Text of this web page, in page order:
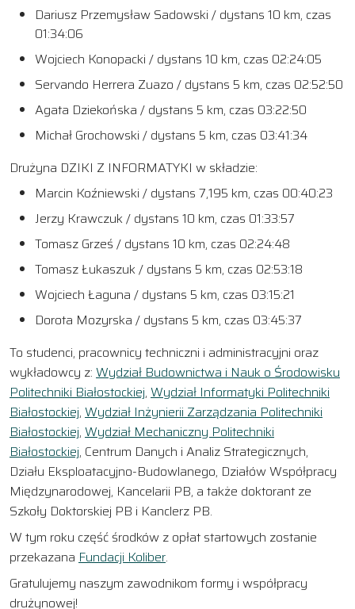
Dariusz Przemysław Sadowski / dystans 10 km, czas
01:34:06
Wojciech Konopacki / dystans 10 km, czas 02:24:05
Servando Herrera Zuazo / dystans 5 km, czas 02:52:50
Agata Dziekońska / dystans 5 km, czas 03:22:50
Michał Grochowski / dystans 5 km, czas 03:41:34
Drużyna DZIKI Z INFORMATYKI w składzie:
Marcin Koźniewski / dystans 7,195 km, czas 00:40:23
Jerzy Krawczuk / dystans 10 km, czas 01:33:57
Tomasz Grześ / dystans 10 km, czas 02:24:48
Tomasz Łukaszuk / dystans 5 km, czas 02:53:18
Wojciech Łaguna / dystans 5 km, czas 03:15:21
Dorota Mozyrska / dystans 5 km, czas 03:45:37
To studenci, pracownicy techniczni i administracyjni oraz
wykładowcy z: Wydział Budownictwa i Nauk o Środowisku
Politechniki Białostockiej, Wydział Informatyki Politechniki
Białostockiej, Wydział Inżynierii Zarządzania Politechniki
Białostockiej, Wydział Mechaniczny Politechniki
Białostockiej, Centrum Danych i Analiz Strategicznych,
Działu Eksploatacyjno-Budowlanego, Działów Współpracy
Międzynarodowej, Kancelarii PB, a także doktorant ze
Szkoły Doktorskiej PB i Kanclerz PB.
W tym roku część środków z opłat startowych zostanie
przekazana Fundacji Koliber.
Gratulujemy naszym zawodnikom formy i współpracy
drużynowej!